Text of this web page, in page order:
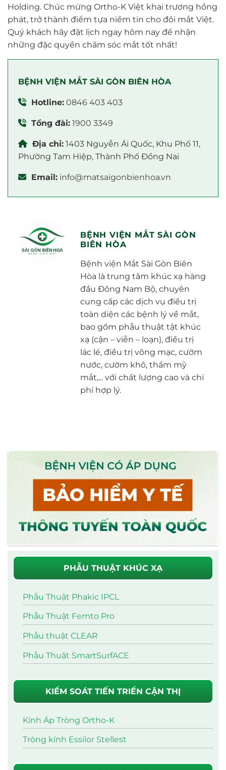
Holding. Chúc mừng Ortho-K Việt khai trương hồng
phát, trở thành điểm tựa niềm tin cho đôi mắt Việt.
Quý khách hãy đặt lịch ngay hôm nay để nhận
những đặc quyền chăm sóc mắt tốt nhất!
BỆNH VIỆN MẮT SÀI GÒN BIÊN HÒA
Hotline: 0846 403 403
Tổng đài: 1900 3349
Địa chỉ: 1403 Nguyễn Ái Quốc, Khu Phố 11,
Phường Tam Hiệp, Thành Phố Đồng Nai
Email: info@matsaigonbienhoa.vn
BỆNH VIỆN MẮT SÀI GÒN
BIÊN HÒA
Bệnh viện Mắt Sài Gòn Biên
Hòa là trung tâm khúc xạ hàng
đầu Đông Nam Bộ, chuyên
cung cấp các dịch vụ điều trị
toàn diện các bệnh lý về mắt,
bao gồm phẫu thuật tật khúc
xạ (cận – viễn – loạn), điều trị
lác lé, điều trị võng mạc, cườm
nước, cườm khô, thẩm mỹ
mắt,... với chất lượng cao và chi
phí hợp lý.
PHẪU THUẬT KHÚC XẠ
Phẫu Thuật Phakic IPCL
Phẫu Thuật Femto Pro
Phẫu thuật CLEAR
Phẫu Thuật SmartSurfACE
KIỂM SOÁT TIẾN TRIỂN CẬN THỊ
Kính Áp Tròng Ortho-K
Tròng kính Essilor Stellest